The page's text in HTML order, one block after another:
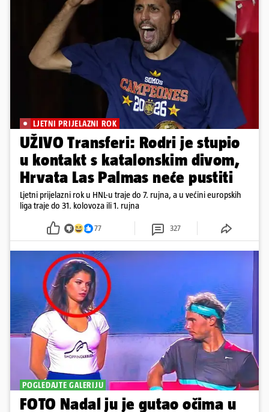
LJETNI PRIJELAZNI ROK
UŽIVO Transferi: Rodri je stupio
u kontakt s katalonskim divom,
Hrvata Las Palmas neće pustiti
Ljetni prijelazni rok u HNL-u traje do 7. rujna, a u većini europskih
liga traje do 31. kolovoza ili 1. rujna
77 327
POGLEDAJTE GALERIJU
FOTO Nadal ju je gutao očima u